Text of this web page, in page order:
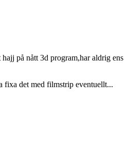
hajj på nått 3d program,har aldrig ens
fixa det med filmstrip eventuellt...